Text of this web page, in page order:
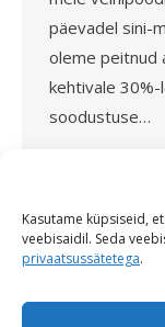
Kasutame küpsiseid,
veebisaidil. Seda
privaatsussätetega.
päevadel sini-
oleme peitnud
kehtivale 30%-
soodustuse…
← 1 …